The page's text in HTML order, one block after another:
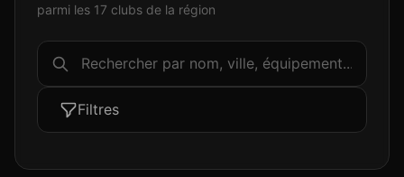
parmi les 17 clubs de la région
Filtres